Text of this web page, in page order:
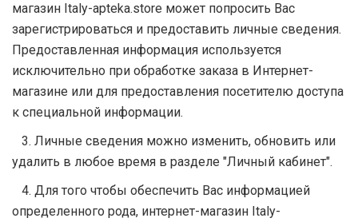
магазин Italy-apteka.store может попросить Вас
зарегистрироваться и предоставить личные сведения.
Предоставленная информация используется
исключительно при обработке заказа в Интернет-
магазине или для предоставления посетителю доступа
к специальной информации.
3. Личные сведения можно изменить, обновить или
удалить в любое время в разделе "Личный кабинет".
4. Для того чтобы обеспечить Вас информацией
определенного рода, интернет-магазин Italy-